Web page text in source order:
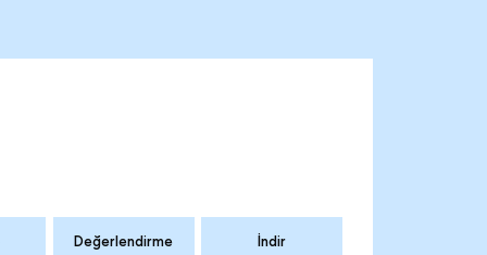
Değerlendirme İndir